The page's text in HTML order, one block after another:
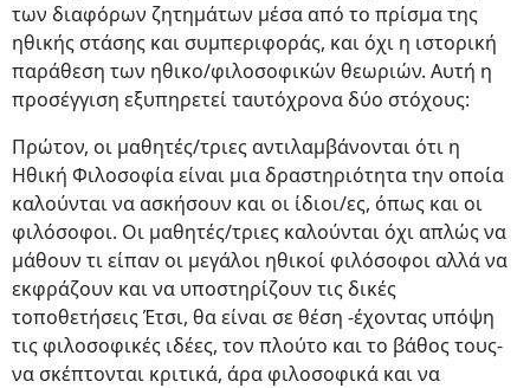
των διαφόρων ζητημάτων μέσα από το πρίσμα της
ηθικής στάσης και συμπεριφοράς, και όχι η ιστορική
παράθεση των ηθικο/φιλοσοφικών θεωριών. Αυτή η
προσέγγιση εξυπηρετεί ταυτόχρονα δύο στόχους:
Πρώτον, οι μαθητές/τριες αντιλαμβάνονται ότι η
Ηθική Φιλοσοφία είναι μια δραστηριότητα την οποία
καλούνται να ασκήσουν και οι ίδιοι/ες, όπως και οι
φιλόσοφοι. Οι μαθητές/τριες καλούνται όχι απλώς να
μάθουν τι είπαν οι μεγάλοι ηθικοί φιλόσοφοι αλλά να
εκφράζουν και να υποστηρίζουν τις δικές
τοποθετήσεις Έτσι, θα είναι σε θέση -έχοντας υπόψη
τις φιλοσοφικές ιδέες, τον πλούτο και το βάθος τους-
να σκέπτονται κριτικά, άρα φιλοσοφικά και να